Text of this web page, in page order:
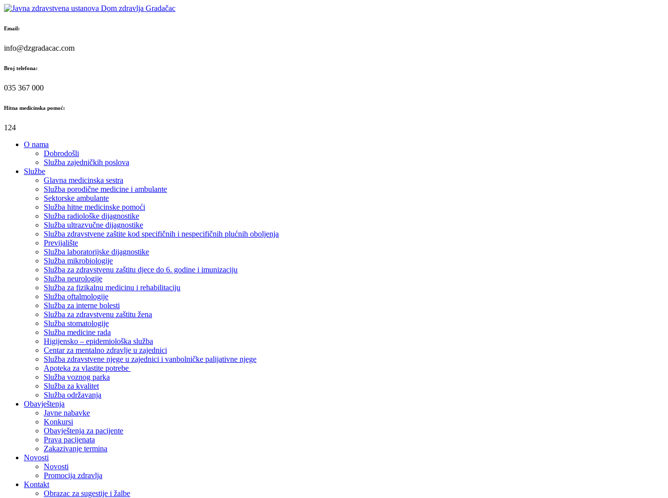
Skip
content
Email:
info@dzgradacac.com
Broj telefona:
035 367 000
Hitna medicinska pomoć:
124
O nama
Dobrodošli
Služba zajedničkih poslova
Službe
Glavna medicinska sestra
Služba porodične medicine i ambulante
Sektorske ambulante
Služba hitne medicinske pomoći
Služba radiološke dijagnostike
Služba ultrazvučne dijagnostike
Služba zdravstvene zaštite kod specifičnih i nespecifičnih plućnih oboljenja
Previjalište
Služba laboratorijske dijagnostike
Služba mikrobiologije
Služba za zdravstvenu zaštitu djece do 6. godine i imunizaciju
Služba neurologije
Služba za fizikalnu medicinu i rehabilitaciju
Služba oftalmologije
Služba za interne bolesti
Služba za zdravstvenu zaštitu žena
Služba stomatologije
Služba medicine rada
Higijensko – epidemiološka služba
Centar za mentalno zdravlje u zajednici
Služba zdravstvene njege u zajednici i vanbolničke palijativne njege
Apoteka za vlastite potrebe
Služba voznog parka
Služba za kvalitet
Služba održavanja
Obavještenja
Javne nabavke
Konkursi
Obavještenja za pacijente
Prava pacijenata
Zakazivanje termina
Novosti
Novosti
Promocija zdravlja
Kontakt
Obrazac za sugestije i žalbe